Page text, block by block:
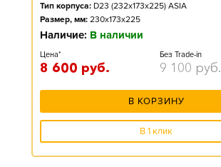
Тип корпуса: D23 (232x173x225) ASIA
Размер, мм: 230x173x225
Наличие: В наличии
Цена*
8 600 руб.
Без Trade-in
9 100 руб.
В КОРЗИНУ
В 1 клик